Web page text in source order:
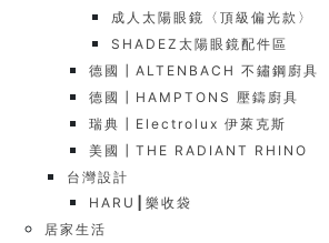
成人太陽眼鏡〈頂級偏光款〉
SHADEZ太陽眼鏡配件區
德國┃ALTENBACH 不鏽鋼廚具
德國┃HAMPTONS 壓鑄廚具
瑞典┃Electrolux 伊萊克斯
美國┃THE RADIANT RHINO
台灣設計
HARU┃樂收袋
居家生活